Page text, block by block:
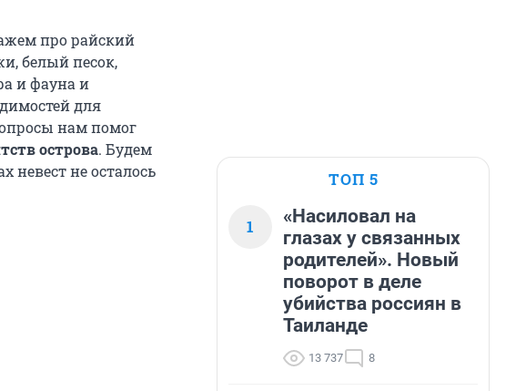
про райский
белый песок,
и фауна и
для
нам помог
острова. Будем
невест не осталось
ТОП 5
1
«Насиловал на
глазах у связанных
родителей». Новый
поворот в деле
убийства россиян в
Таиланде
13 737 8